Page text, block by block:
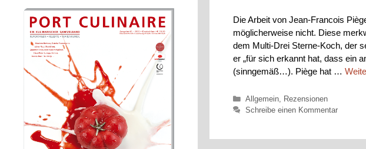
Die Arbeit von Jean-Francois
möglicherweise nicht. Diese
dem Multi-Drei Sterne-Koch, der
er „für sich erkannt hat, dass ein
(sinngemäß…). Piège hat …
Kategorien
Allgemein,
Rezensionen
Schreibe einen Kommentar